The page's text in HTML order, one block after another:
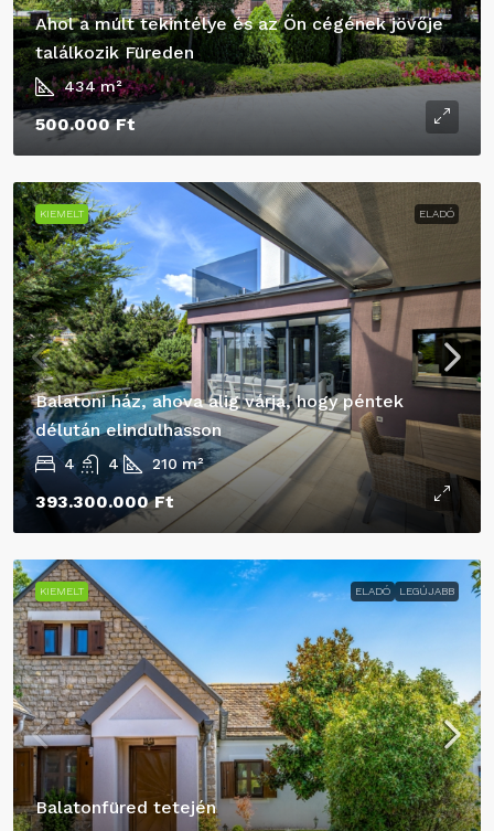
Ahol a múlt tekintélye és az Ön cégének jövője
találkozik Füreden
434 m²
500.000 Ft
KIEMELT ELADÓ
Balatoni ház, ahova alig várja, hogy péntek
délután elindulhasson
4 4 210 m²
393.300.000 Ft
KIEMELT ELADÓ LEGÚJABB
Balatonfüred tetején